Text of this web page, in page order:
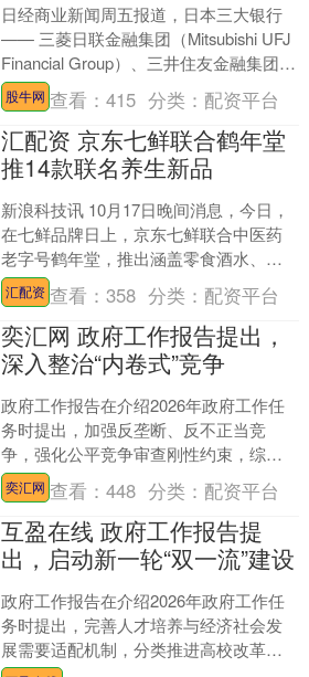
日经商业新闻周五报道，日本三大银行
—— 三菱日联金融集团（Mitsubishi UFJ
Financial Group）、三井住友金融集团
（Sumitomo ....
股牛网 查看：415 分类： 配资平台
汇配资 京东七鲜联合鹤年堂
推14款联名养生新品
新浪科技讯 10月17日晚间消息，今日，
在七鲜品牌日上，京东七鲜联合中医药
老字号鹤年堂，推出涵盖零食酒水、日
用百货的14款联名养生新品，并于七鲜
北京东坝万达店同....
汇配资 查看：358 分类： 配资平台
奕汇网 政府工作报告提出，
深入整治“内卷式”竞争
政府工作报告在介绍2026年政府工作任
务时提出，加强反垄断、反不正当竞
争，强化公平竞争审查刚性约束，综合
运用产能调控、标准引领、价格执法、
质量监管等手段，深入整....
奕汇网 查看：448 分类： 配资平台
互盈在线 政府工作报告提
出，启动新一轮“双一流”建设
政府工作报告在介绍2026年政府工作任
务时提出，完善人才培养与经济社会发
展需要适配机制，分类推进高校改革，